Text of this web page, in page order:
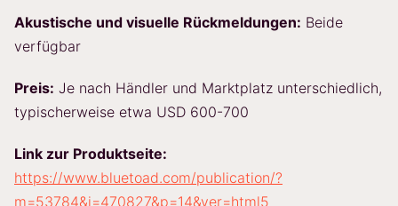
Akustische und visuelle Rückmeldungen: Beide
verfügbar
Preis: Je nach Händler und Marktplatz unterschiedlich,
typischerweise etwa USD 600-700
Link zur Produktseite:
https://www.bluetoad.com/publication/?
m=53784&i=470827&p=14&ver=html5